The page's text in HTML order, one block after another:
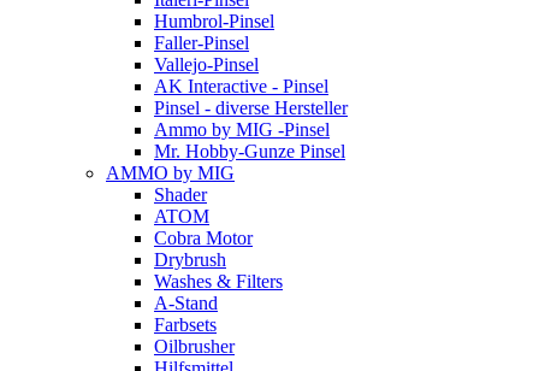
Humbrol-Pinsel
Faller-Pinsel
Vallejo-Pinsel
AK Interactive - Pinsel
Pinsel - diverse Hersteller
Ammo by MIG -Pinsel
Mr. Hobby-Gunze Pinsel
AMMO by MIG
Shader
ATOM
Cobra Motor
Drybrush
Washes & Filters
A-Stand
Farbsets
Oilbrusher